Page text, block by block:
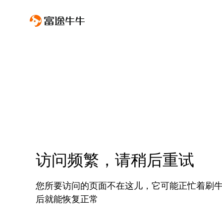
访问频繁，请稍后重试
您所要访问的页面不在这儿，它可能正忙着刷
后就能恢复正常